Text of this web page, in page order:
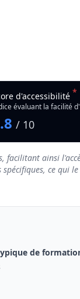
d'accessibilité *
évaluant la facilité
/ 10
facilitant ainsi
ce qui
de